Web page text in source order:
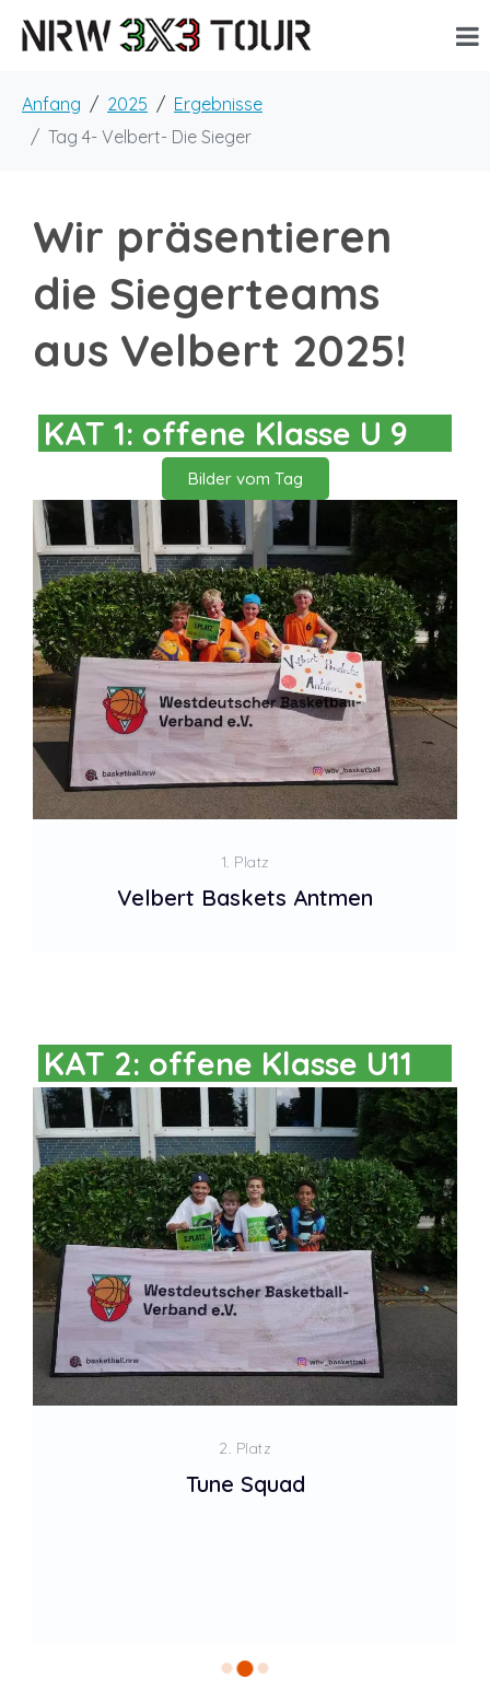
Anfang 2025
Ergebnisse
Tag 4- Velbert- Die Sieger
Wir präsentieren
die Siegerteams
aus Velbert 2025!
KAT 1: offene Klasse U 9
Bilder vom Tag
1. Platz
Velbert Baskets Antmen
KAT 2: offene Klasse U11
2. Platz
Tune Squad